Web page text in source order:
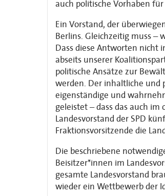
auch politische Vorhaben
Ein Vorstand, der
Berlins. Gleichzeitig muss –
Dass diese Antworten nicht
abseits unserer
politische Ansätze zur
werden. Der inhaltliche und
eigenständige und
geleistet – dass das auch
Landesvorstand der SPD
Fraktionsvorsitzende die
Die beschriebene
Beisitzer*innen im
gesamte Landesvorstand
wieder ein Wettbewerb der